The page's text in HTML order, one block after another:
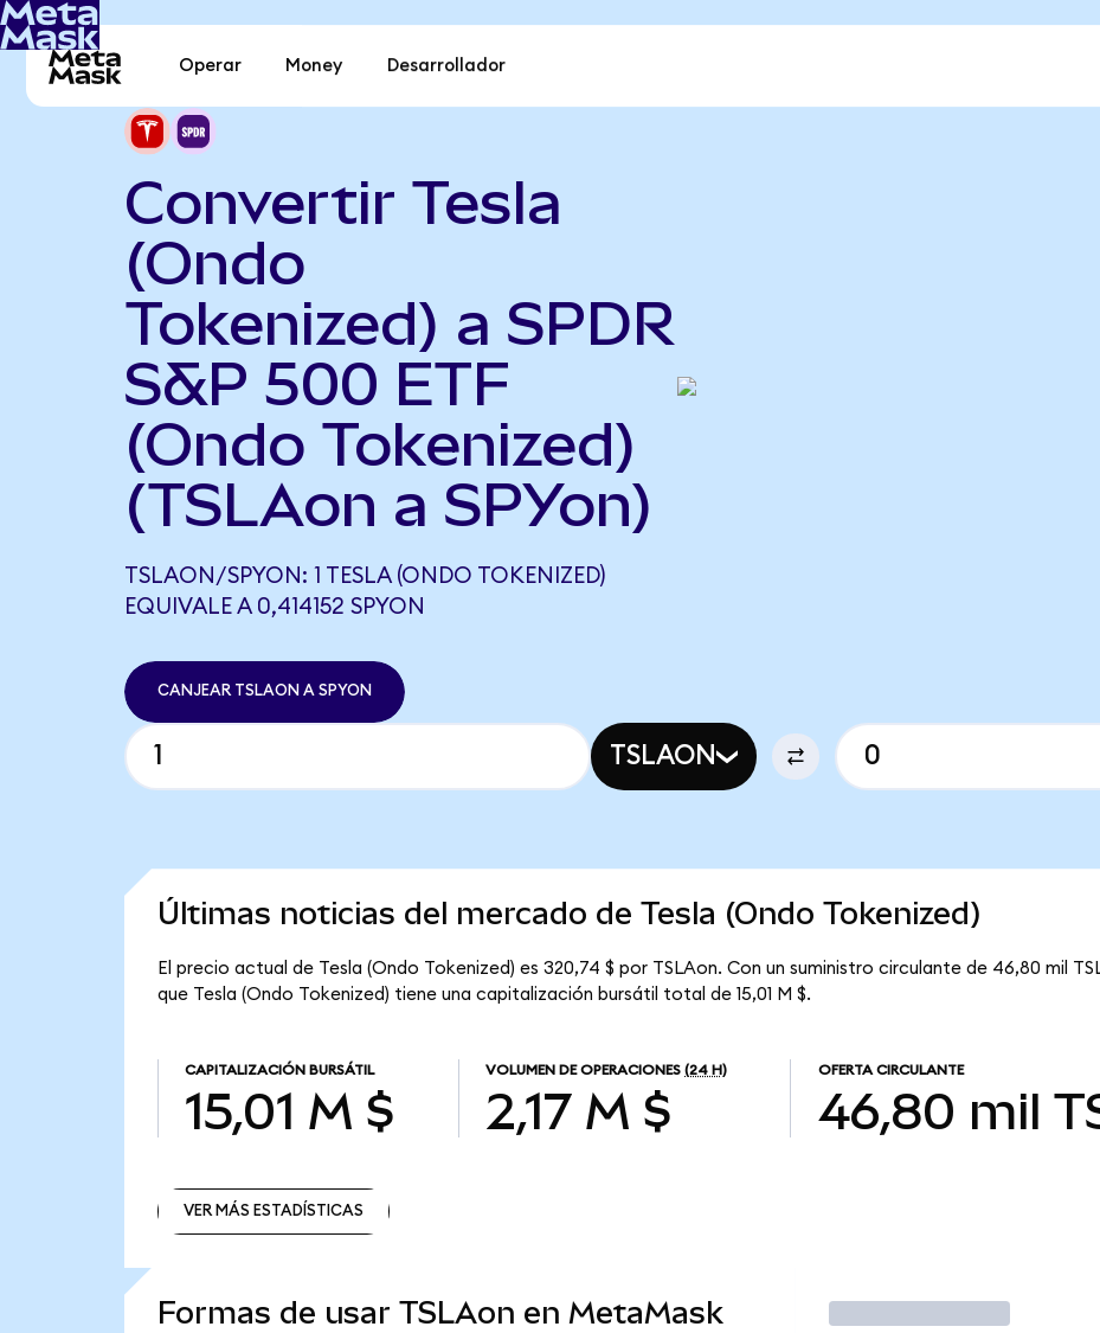
Operar Money Desarrollador
Convertir Tesla
(Ondo
Tokenized) a SPDR
S&P 500 ETF
(Ondo Tokenized)
(TSLAon a SPYon)
TSLAON/SPYON: 1 TESLA (ONDO TOKENIZED)
EQUIVALE A 0,414152 SPYON
CANJEAR TSLAON A SPYON
TSLAON
Últimas noticias del mercado de Tesla (Ondo Tokenized)
El precio actual de Tesla (Ondo Tokenized) es 320,74 $ por TSLAon. Con un suministro circulante de 46,80 mil
que Tesla (Ondo Tokenized) tiene una capitalización bursátil total de 15,01 M $.
CAPITALIZACIÓN BURSÁTIL
15,01 M $
VOLUMEN DE OPERACIONES (24 H)
2,17 M $
OFERTA CIRCULANTE
46,80 mil
VER MÁS ESTADÍSTICAS
Formas de usar TSLAon en MetaMask Operar